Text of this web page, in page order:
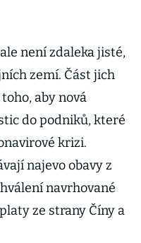
není zdaleka jisté,
zemí. Část jich
aby nová
do podniků, které
krizi.
najevo obavy z
navrhované
ze strany Číny a